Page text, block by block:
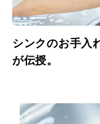
シンクのお手入
が伝授。